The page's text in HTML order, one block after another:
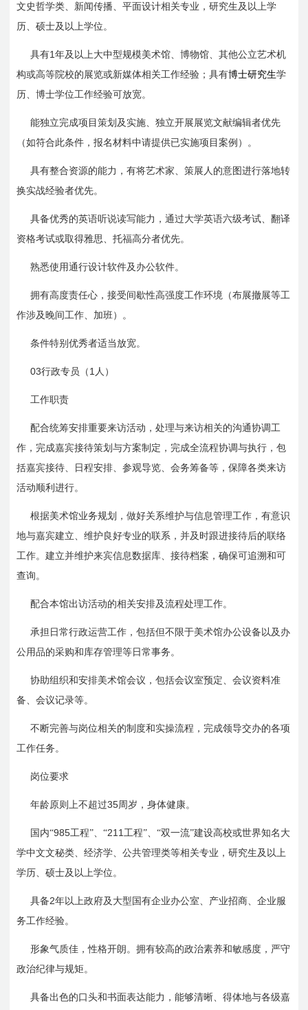
文史哲学类、新闻传播、平面设计相关专业，研究生及以上学
历、硕士及以上学位。
具有1年及以上大中型规模美术馆、博物馆、其他公立艺术机
构或高等院校的展览或新媒体相关工作经验；具有博士研究生学
历、博士学位工作经验可放宽。
能独立完成项目策划及实施、独立开展展览文献编辑者优先
（如符合此条件，报名材料中请提供已实施项目案例）。
具有整合资源的能力，有将艺术家、策展人的意图进行落地转
换实战经验者优先。
具备优秀的英语听说读写能力，通过大学英语六级考试、翻译
资格考试或取得雅思、托福高分者优先。
熟悉使用通行设计软件及办公软件。
拥有高度责任心，接受间歇性高强度工作环境（布展撤展等工
作涉及晚间工作、加班）。
条件特别优秀者适当放宽。
03行政专员（ 1 人）
工作职责
配合统筹安排重要来访活动，处理与来访相关的沟通协调工
作，完成嘉宾接待策划与方案制定，完成全流程协调与执行，包
括嘉宾接待、日程安排、参观导览、会务筹备等，保障各类来访
活动顺利进行。
根据美术馆业务规划，做好关系维护与信息管理工作，有意识
地与嘉宾建立、维护良好专业的联系，并及时跟进接待后的联络
工作。建立并维护来宾信息数据库、接待档案，确保可追溯和可
查询。
配合本馆出访活动的相关安排及流程处理工作。
承担日常行政运营工作，包括但不限于美术馆办公设备以及办
公用品的采购和库存管理等日常事务。
协助组织和安排美术馆会议，包括会议室预定、会议资料准
备、会议记录等。
不断完善与岗位相关的制度和实操流程，完成领导交办的各项
工作任务。
岗位要求
年龄原则上不超过35周岁，身体健康。
国内“985工程”、“211 工程”、“双一流”建设高校或世界知名大
学中文文秘类、经济学、公共管理类等相关专业，研究生及以上
学历、硕士及以上学位。
具备2年以上政府及大型国有企业办公室、产业招商、企业服
务工作经验。
形象气质佳，性格开朗。拥有较高的政治素养和敏感度，严守
政治纪律与规矩。
具备出色的口头和书面表达能力，能够清晰、得体地与各级嘉